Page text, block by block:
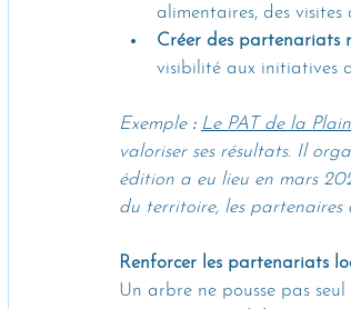
alimentaires, des
Créer des partenariats
visibilité aux initiatives
Exemple : Le PAT de la
valoriser ses résultats. Il
édition a eu lieu en mars
du territoire, les partenaires
Renforcer les partenariats
Un arbre ne pousse pas